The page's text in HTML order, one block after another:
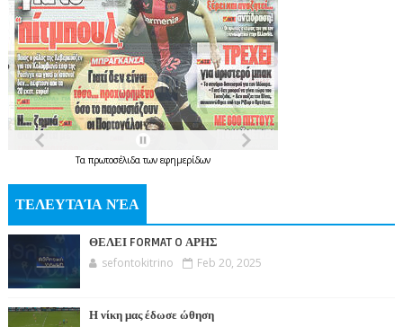
Τα πρωτοσέλιδατων εφημερίδων
ΤΕΛΕΥΤΑΊΑ ΝΈΑ
ΘΕΛΕΙ FORMAT O ΑΡΗΣ
sefontokitrino Feb 20, 2025
Η νίκη μας έδωσε ώθηση